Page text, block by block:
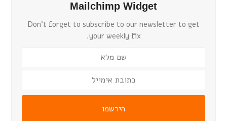
Mailchimp Widget
Don't forget to subscribe to our newsletter to get
your weekly fix.
הירשמו